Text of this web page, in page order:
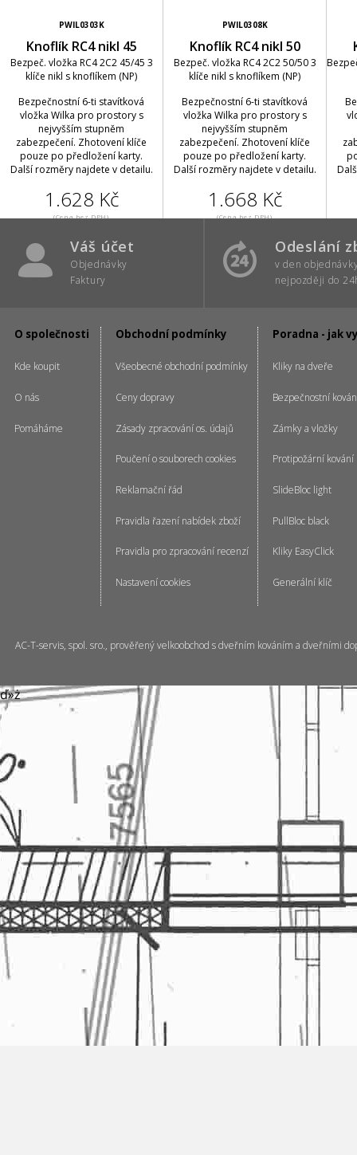
PWIL0303K
Knoflík RC4 nikl 45
Bezpeč. vložka RC4 2C2 45/45 3
klíče nikl s knoflíkem (NP)
Bezpečnostní 6-ti stavítková
vložka Wilka pro prostory s
nejvyšším stupněm
zabezpečení. Zhotovení klíče
pouze po předložení karty.
Další rozměry najdete v detailu.
1.628 Kč
(Cena bez DPH)
PWIL0308K
Knoflík RC4 nikl 50
Bezpeč. vložka RC4 2C2 50/50 3
klíče nikl s knoflíkem (NP)
Bezpečnostní 6-ti stavítková
vložka Wilka pro prostory s
nejvyšším stupněm
zabezpečení. Zhotovení klíče
pouze po předložení karty.
Další rozměry najdete v detailu.
1.668 Kč
(Cena bez DPH)
Váš účet
Objednávky
Faktury
Odeslání
v den
nejpozději do
O společnosti
Kde koupit
O nás
Pomáháme
Obchodní podmínky
Všeobecné obchodní podmínky
Ceny dopravy
Zásady zpracování os. údajů
Poučení o souborech cookies
Reklamační řád
Pravidla řazení nabídek zboží
Pravidla pro zpracování recenzí
Nastavení cookies
Poradna - jak
Kliky na dveře
Bezpečnostní
Zámky a vložky
Protipožární kování
SlideBloc light
PullBloc black
Kliky EasyClick
Generální klíč
AC-T-servis, spol. sro., prověřený velkoobchod s dveřním kováním a dveřními
ď»ż